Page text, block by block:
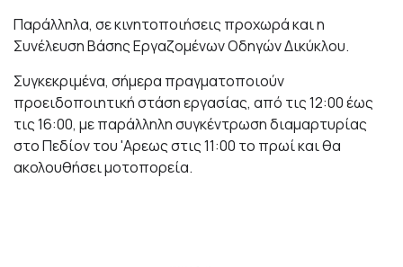
Παράλληλα, σε κινητοποιήσεις προχωρά και η
Συνέλευση Βάσης Εργαζομένων Οδηγών Δικύκλου.
Συγκεκριμένα, σήμερα πραγματοποιούν
προειδοποιητική στάση εργασίας, από τις 12:00 έως
τις 16:00, με παράλληλη συγκέντρωση διαμαρτυρίας
στο Πεδίον του 'Αρεως στις 11:00 το πρωί και θα
ακολουθήσει μοτοπορεία.